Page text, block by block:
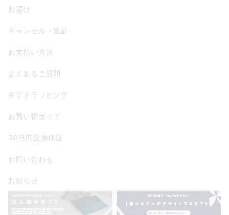
お届け
キャンセル・返品
お支払い方法
よくあるご質問
ギフトラッピング
お買い物ガイド
30日間交換保証
お問い合わせ
お知らせ